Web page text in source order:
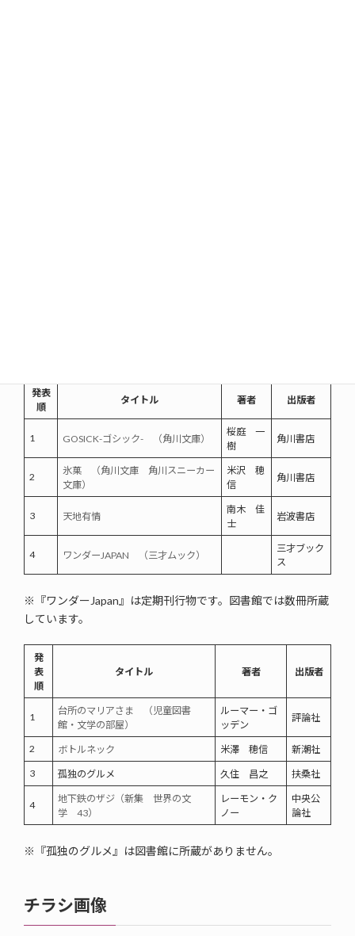
発表
順
タイトル 著者 出版者
1 GOSICK-ゴシック- （角川文庫）
桜庭 一
樹
角川書店
2
氷菓 （角川文庫 角川スニーカー
文庫）
米沢 穂
信
角川書店
3 天地有情
南木 佳
士
岩波書店
4 ワンダーJAPAN （三才ムック）
三才ブック
ス
※『ワンダーJapan』は定期刊行物です。図書館では数冊所蔵
しています。
発
表
順
タイトル 著者 出版者
1
台所のマリアさま （児童図書
館・文学の部屋）
ルーマー・ゴ
ッデン
評論社
2 ボトルネック 米澤 穂信
新潮社
3
孤独のグルメ 久住 昌之 扶桑社
4
地下鉄のザジ（新集 世界の文
学 43）
レーモン・ク
ノー
中央公
論社
※『孤独のグルメ』は図書館に所蔵がありません。
チラシ画像